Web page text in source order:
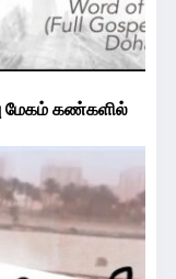
மேகம் கண்களில்